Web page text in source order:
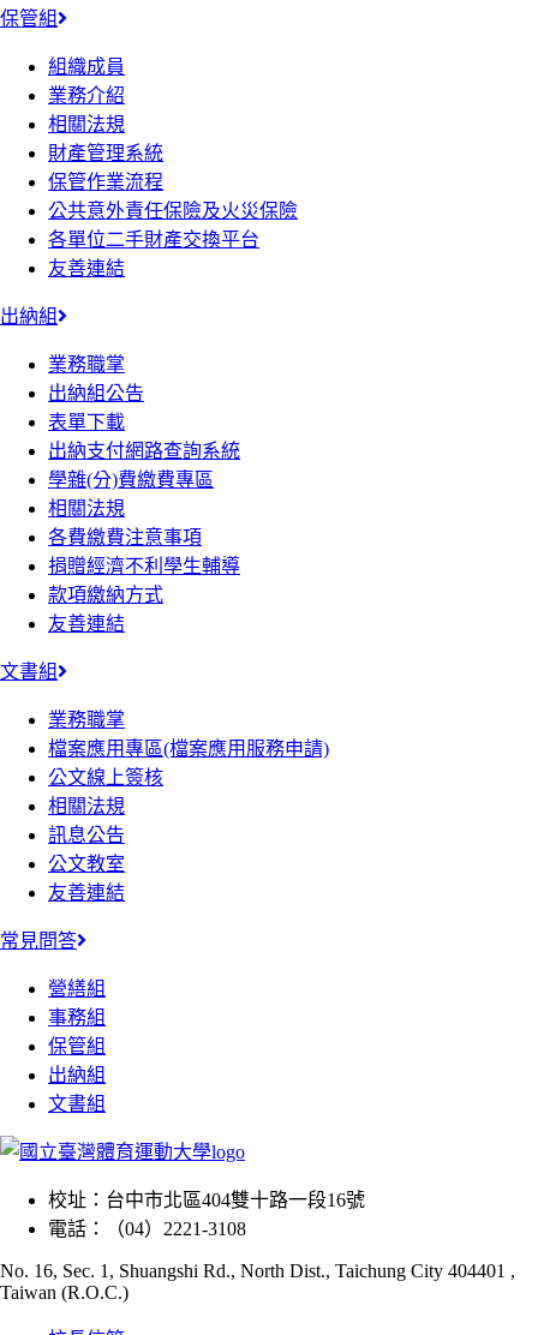
保管組
組織成員
業務介紹
相關法規
財產管理系統
保管作業流程
公共意外責任保險及火災保險
各單位二手財產交換平台
友善連結
出納組
業務職掌
出納組公告
表單下載
出納支付網路查詢系統
學雜(分)費繳費專區
相關法規
各費繳費注意事項
捐贈經濟不利學生輔導
款項繳納方式
友善連結
文書組
業務職掌
檔案應用專區(檔案應用服務申請)
公文線上簽核
相關法規
訊息公告
公文教室
友善連結
常見問答
營繕組
事務組
保管組
出納組
文書組
校址： 台中市北區404雙十路一段16號
電話：
（04）2221-3108
No. 16, Sec. 1, Shuangshi Rd., North Dist., Taichung City 404401 ,
Taiwan (R.O.C.)